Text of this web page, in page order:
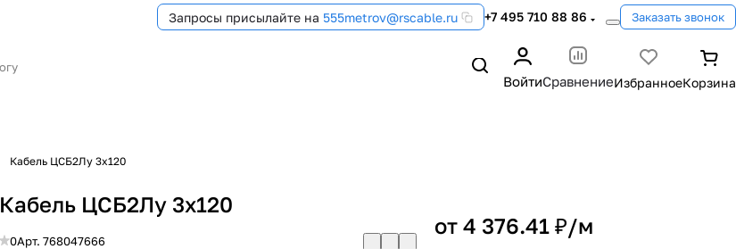
Запросы присылайте на 555metrov@rscable.ru +7 495 710 88 86 Заказать звонок
ВойтиСравнение
Кабель ЦСБ2Лу 3х120
Кабель ЦСБ2Лу 3х120
0Арт. 768047666
от 4 376.41 ₽/м